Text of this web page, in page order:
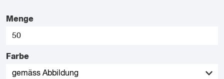
Menge
Farbe